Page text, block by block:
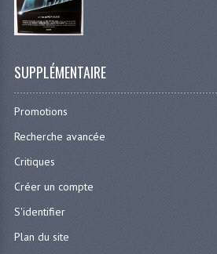
SUPPLÉMENTAIRE
Promotions
Recherche avancée
Critiques
Créer un compte
S'identifier
Plan du site